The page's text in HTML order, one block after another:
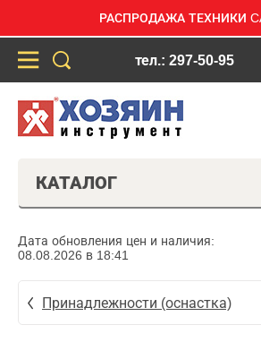
РАСПРОДАЖА ТЕХНИКИ
тел.: 297-50-95
КАТАЛОГ
Дата обновления цен и наличия:
08.08.2026 в 18:41
Принадлежности (оснастка)